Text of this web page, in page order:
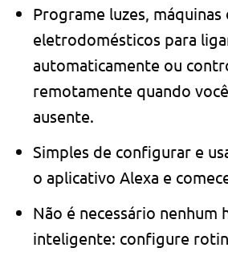
Programe luzes, máquinas
eletrodomésticos para
automaticamente ou
remotamente quando
ausente.
Simples de configurar e
o aplicativo Alexa e
Não é necessário nenhum
inteligente: configure